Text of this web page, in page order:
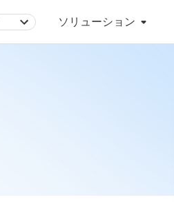
ソリューション